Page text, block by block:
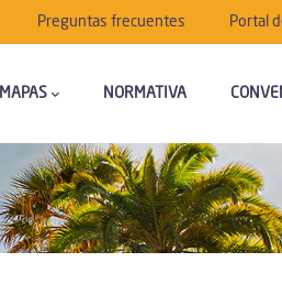
Preguntas frecuentes Portal
MAPAS NORMATIVA